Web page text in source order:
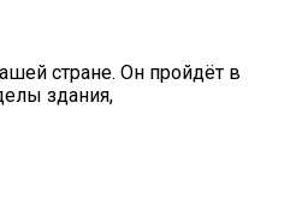
стране. Он пройдёт в
здания,